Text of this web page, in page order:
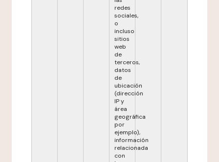
redes
sociales,
o
incluso
sitios
web
de
terceros,
datos
de
ubicación
(dirección
IP y
área
geográfica
por
ejemplo),
información
relacionada
con